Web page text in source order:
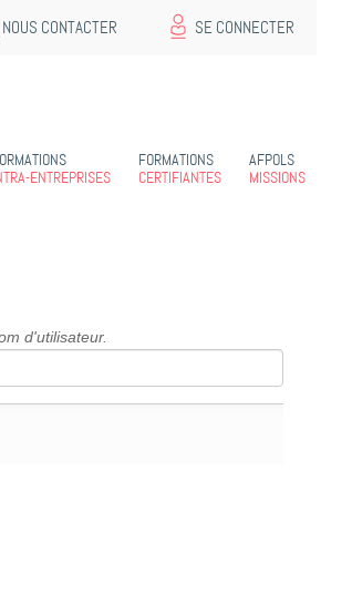
NOUS CONTACTER SE CONNECTER
AFPOLS
MISSIONS
FORMATIONS
CERTIFIANTES
ENTREPRISES
d'utilisateur.